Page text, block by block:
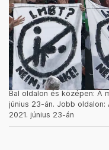
Bal oldalon és középen: A
június 23-án. Jobb
2021. június 23-án